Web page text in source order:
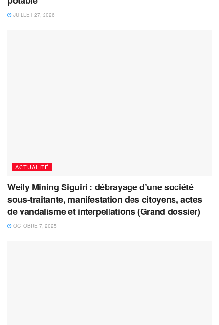
JUILLET 27, 2026
ACTUALITÉ
Weily Mining Siguiri : débrayage d’une société
sous-traitante, manifestation des citoyens, actes
de vandalisme et interpellations (Grand dossier)
OCTOBRE 7, 2025